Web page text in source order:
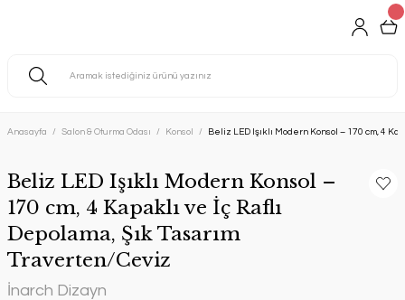
Anasayfa Salon & Oturma Odası Konsol Beliz LED Işıklı Modern Konsol – 170 cm, 4
Beliz LED Işıklı Modern Konsol –
170 cm, 4 Kapaklı ve İç Raflı
Depolama, Şık Tasarım
Traverten/Ceviz
İnarch Dizayn